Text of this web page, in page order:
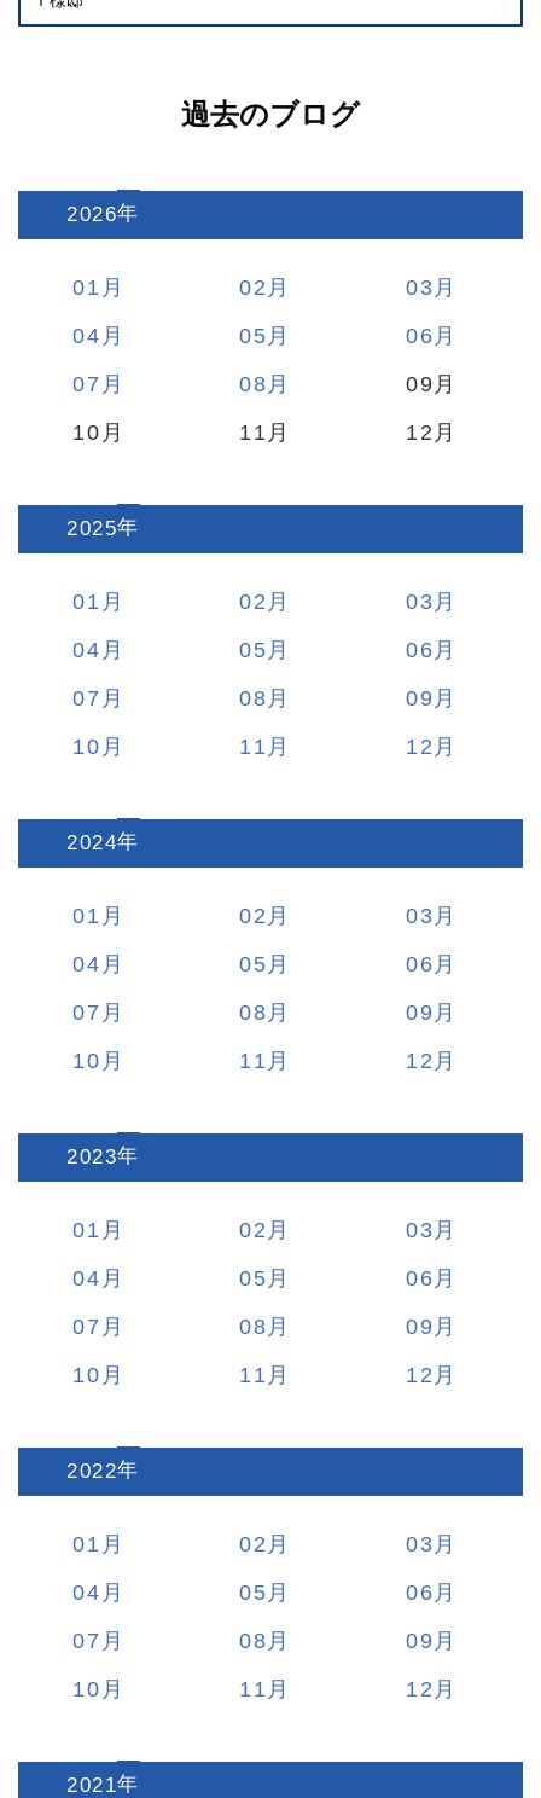
過去のブログ
2026:
01 02
03
04
05
06
07
08
09
10
11 12
2025:
01 02
03
04
05
06
07
08
09
10
11 12
2024:
01 02
03
04
05
06
07
08
09
10
11 12
2023:
01 02
03
04
05
06
07
08
09
10
11 12
2022:
01 02
03
04
05
06
07
08
09
10
11 12
2021: